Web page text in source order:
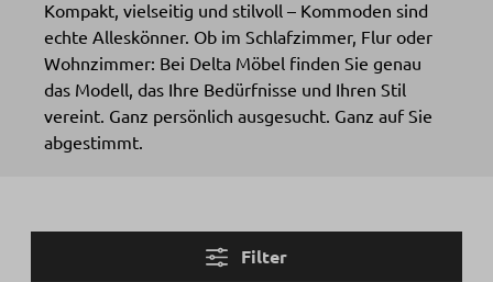
Kompakt, vielseitig und stilvoll – Kommoden sind
echte Alleskönner. Ob im Schlafzimmer, Flur oder
Wohnzimmer: Bei Delta Möbel finden Sie genau
das Modell, das Ihre Bedürfnisse und Ihren Stil
vereint. Ganz persönlich ausgesucht. Ganz auf Sie
abgestimmt.
Filter